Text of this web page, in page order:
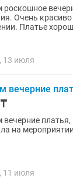
роскошное
Очень красиво
Платье
13 июля
вечерние
вечерние
на
11 июля